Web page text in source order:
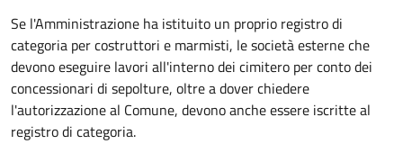
Se l'Amministrazione ha istituito un proprio registro di
categoria per costruttori e marmisti, le società esterne che
devono eseguire lavori all'interno dei cimitero per conto dei
concessionari di sepolture, oltre a dover chiedere
l'autorizzazione al Comune, devono anche essere iscritte al
registro di categoria.